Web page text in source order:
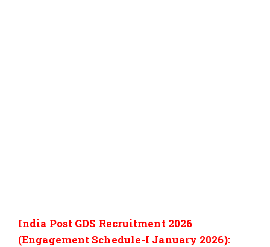
India Post GDS Recruitment 2026
(Engagement Schedule-I January 2026):